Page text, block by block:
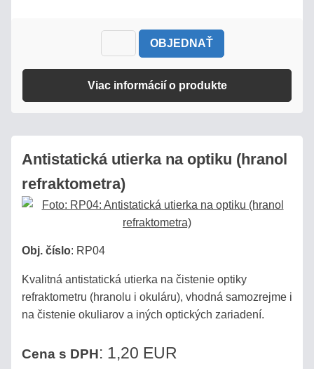
OBJEDNAŤ
Viac informácií o produkte
Antistatická utierka na optiku (hranol
refraktometra)
Obj. číslo: RP04
Kvalitná antistatická utierka na čistenie optiky
refraktometru (hranolu i okuláru), vhodná samozrejme i
na čistenie okuliarov a iných optických zariadení.
Cena s DPH: 1,20 EUR